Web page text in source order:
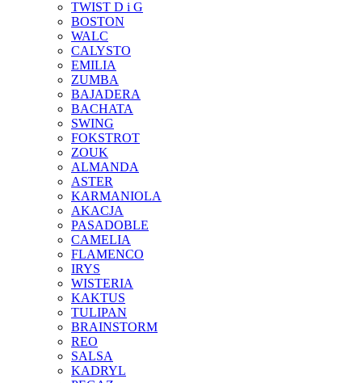
TWIST D i G
BOSTON
WALC
CALYSTO
EMILIA
ZUMBA
BAJADERA
BACHATA
SWING
FOKSTROT
ZOUK
ALMANDA
ASTER
KARMANIOLA
AKACJA
PASADOBLE
CAMELIA
FLAMENCO
IRYS
WISTERIA
KAKTUS
TULIPAN
BRAINSTORM
REO
SALSA
KADRYL